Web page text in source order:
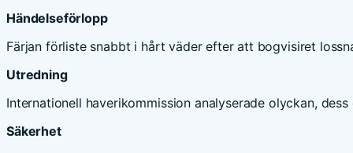
Händelseförlopp
Färjan förliste snabbt i hårt väder efter att bogvisiret
Utredning
Internationell haverikommission analyserade olyckan,
Säkerhet